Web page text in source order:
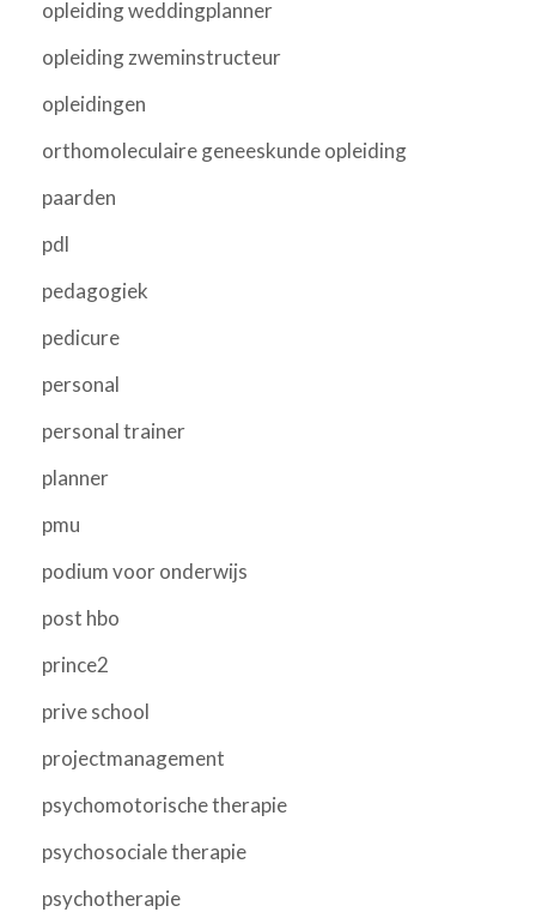
opleiding weddingplanner
opleiding zweminstructeur
opleidingen
orthomoleculaire geneeskunde opleiding
paarden
pdl
pedagogiek
pedicure
personal
personal trainer
planner
pmu
podium voor onderwijs
post hbo
prince2
prive school
projectmanagement
psychomotorische therapie
psychosociale therapie
psychotherapie